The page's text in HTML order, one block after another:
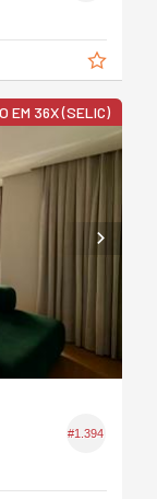
EM 36X (SELIC)
#1.394